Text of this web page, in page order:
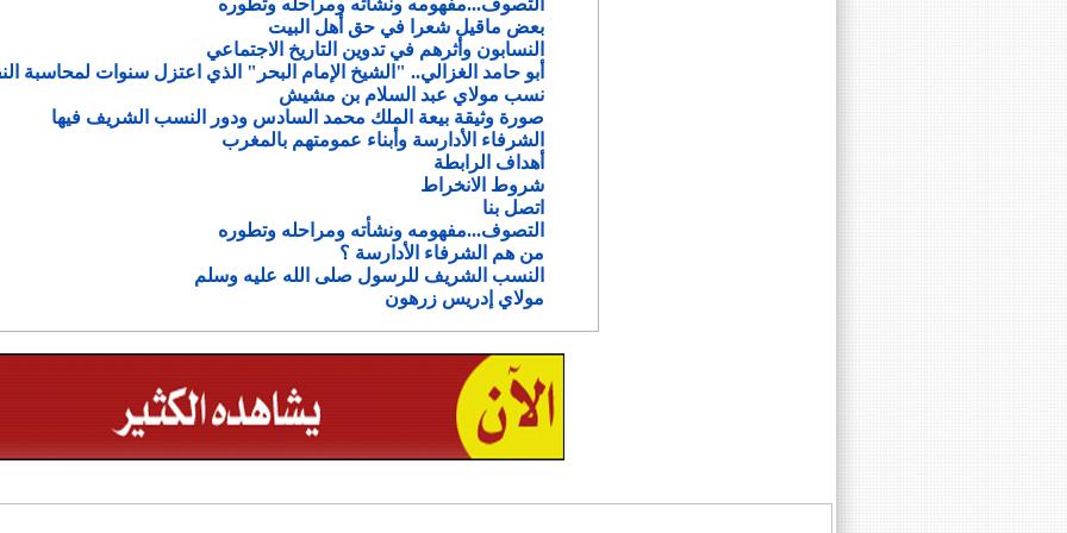
التصوف...مفهومه ونشأته ومراحله وتطوره
بعض ماقيل شعرا في حق أهل البيت
النسابون وأثرهم في تدوين التاريخ الاجتماعي
أبو حامد الغزالي.. "الشيخ الإمام البحر" الذي اعتزل سنوات لمحاسبة
نسب مولاي عبد السلام بن مشيش
صورة وثيقة بيعة الملك محمد السادس ودور النسب الشريف فيها
الشرفاء الأدارسة وأبناء عمومتهم بالمغرب
أهداف الرابطة
شروط الانخراط
اتصل بنا
التصوف...مفهومه ونشأته ومراحله وتطوره
من هم الشرفاء الأدارسة ؟
النسب الشريف للرسول صلى الله عليه وسلم
مولاي إدريس زرهون